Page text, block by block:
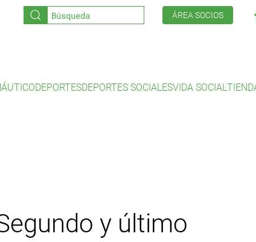
ÁREA SOCIOS
DEPORTESDEPORTES SOCIALESVIDA SOCIAL
y último